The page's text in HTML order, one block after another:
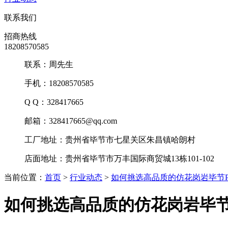
联系我们
招商热线
18208570585
联系：周先生
手机：18208570585
Q Q：328417665
邮箱：328417665@qq.com
工厂地址：贵州省毕节市七星关区朱昌镇哈朗村
店面地址：贵州省毕节市万丰国际商贸城13栋101-102
当前位置： 首页 > 行业动态 > 如何挑选高品质的仿花岗岩毕节
如何挑选高品质的仿花岗岩毕